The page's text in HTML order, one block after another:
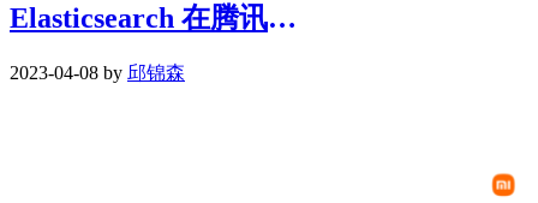
Elasticsearch 在腾讯问卷的应用
2023-04-08 by 邱锦森